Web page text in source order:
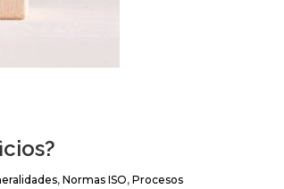
, Normas ISO, Procesos